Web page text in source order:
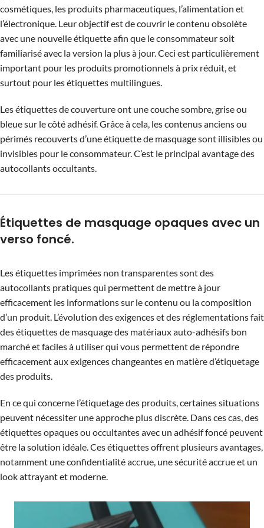
cosmétiques, les produits pharmaceutiques, l’alimentation et
l’électronique. Leur objectif est de couvrir le contenu obsolète
avec une nouvelle étiquette afin que le consommateur soit
familiarisé avec la version la plus à jour. Ceci est particulièrement
important pour les produits promotionnels à prix réduit, et
surtout pour les étiquettes multilingues.
Les étiquettes de couverture ont une couche sombre, grise ou
bleue sur le côté adhésif. Grâce à cela, les contenus anciens ou
périmés recouverts d’une étiquette de masquage sont illisibles ou
invisibles pour le consommateur. C’est le principal avantage des
autocollants occultants.
Étiquettes de masquage opaques avec un
verso foncé.
Les étiquettes imprimées non transparentes sont des
autocollants pratiques qui permettent de mettre à jour
efficacement les informations sur le contenu ou la composition
d’un produit. L’évolution des exigences et des réglementations fait
des étiquettes de masquage des matériaux auto-adhésifs bon
marché et faciles à utiliser qui vous permettent de répondre
efficacement aux exigences changeantes en matière d’étiquetage
des produits.
En ce qui concerne l’étiquetage des produits, certaines situations
peuvent nécessiter une approche plus discrète. Dans ces cas, des
étiquettes opaques ou occultantes avec un adhésif foncé peuvent
être la solution idéale. Ces étiquettes offrent plusieurs avantages,
notamment une confidentialité accrue, une sécurité accrue et un
look attrayant et moderne.